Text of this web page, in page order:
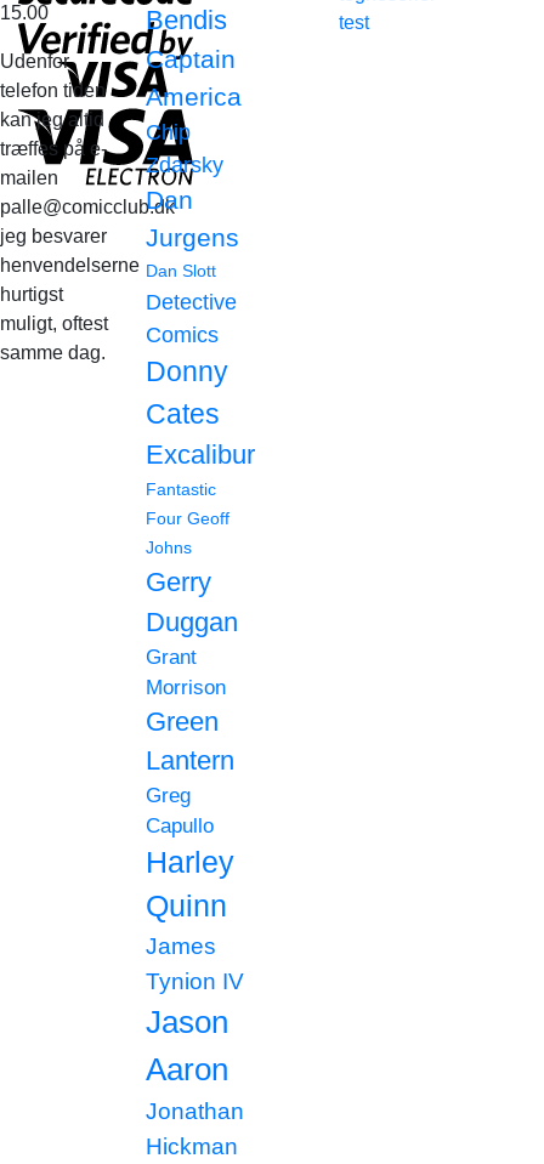
15.00
Udenfor
telefon tiden
kan jeg altid
træffes på e-
mailen
palle@comicclub.dk
jeg besvarer
henvendelserne
hurtigst
muligt, oftest
samme dag.
Bendis
Captain
America
Chip
Zdarsky
Dan
Jurgens
Dan Slott
Detective
Comics
Donny
Cates
Excalibur
Fantastic
Four Geoff
Johns
Gerry
Duggan
Grant
Morrison
Green
Lantern
Greg
Capullo
Harley
Quinn
James
Tynion IV
Jason
Aaron
Jonathan
Hickman
test